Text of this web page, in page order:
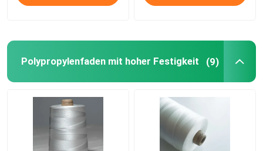
Polypropylenfaden mit hoher Festigkeit (9)